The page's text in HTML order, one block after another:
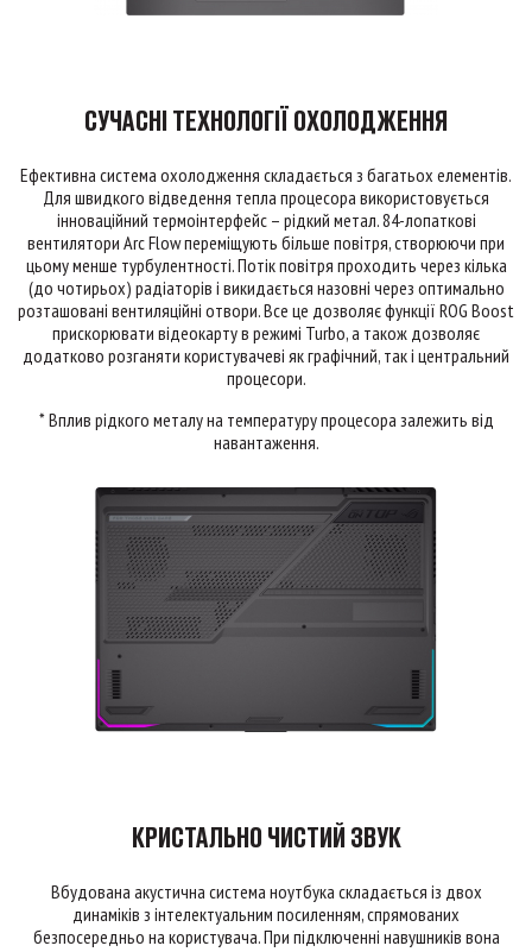
СУЧАСНІ ТЕХНОЛОГІЇ ОХОЛОДЖЕННЯ
Ефективна система охолодження складається з багатьох елементів.
Для швидкого відведення тепла процесора використовується
інноваційний термоінтерфейс – рідкий метал. 84-лопаткові
вентилятори Arc Flow переміщують більше повітря, створюючи при
цьому менше турбулентності. Потік повітря проходить через кілька
(до чотирьох) радіаторів і викидається назовні через оптимально
розташовані вентиляційні отвори. Все це дозволяє функції ROG Boost
прискорювати відеокарту в режимі Turbo, а також дозволяє
додатково розганяти користувачеві як графічний, так і центральний
процесори.
* Вплив рідкого металу на температуру процесора залежить від
навантаження.
КРИСТАЛЬНО ЧИСТИЙ ЗВУК
Вбудована акустична система ноутбука складається із двох
динаміків з інтелектуальним посиленням, спрямованих
безпосередньо на користувача. При підключенні навушників вона